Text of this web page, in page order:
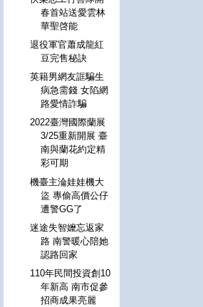
春首站送愛雲林
華聖啓能
退役軍官蕭成龍紅
豆完售秘訣
英籍男網友誆騙生
病急需錢 女陷網
路愛情詐騙
2022臺灣國際蘭展
3/25重新開展 臺
南與蘭花約定精
彩可期
機臺主淪娃娃機大
盜 專偷高價公仔
遭警GG了
迷途失智嬤忘返家
路 南警暖心陪她
認路回家
110年民間投資創10
年新高 南市促參
招商成果亮麗